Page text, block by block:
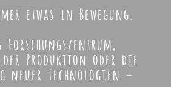
etwas in Bewegung.
Forschungszentrum,
Produktion oder die
neuer Technologien –